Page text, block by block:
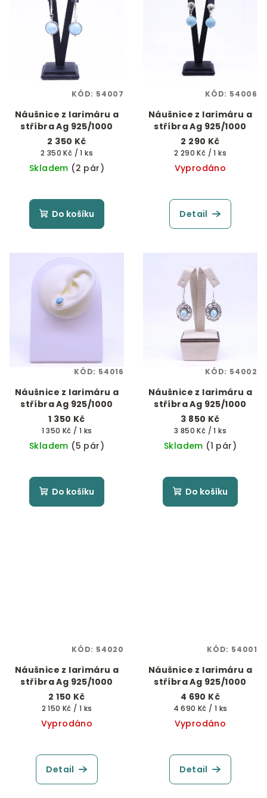
Náušnice z larimáru a
stříbra Ag 925/1000
2 350 Kč
Měrná
cena:
2 350 Kč / 1 ks
Skladem (2 pár)
Do košíku
KÓD: 54007
Náušnice z larimáru a
stříbra Ag 925/1000
2 290 Kč
Měrná
cena:
2 290 Kč / 1 ks
Vyprodáno
Detail
KÓD: 54006
Náušnice z larimáru a
stříbra Ag 925/1000
1 350 Kč
Měrná
cena:
1 350 Kč / 1 ks
Skladem (5 pár)
Do košíku
KÓD: 54016
Náušnice z larimáru a
stříbra Ag 925/1000
3 850 Kč
Měrná
cena:
3 850 Kč / 1 ks
Skladem (1 pár)
Do košíku
KÓD: 54002
Náušnice z larimáru a
stříbra Ag 925/1000
2 150 Kč
Měrná
cena:
2 150 Kč / 1 ks
Vyprodáno
Detail
KÓD: 54020
Náušnice z larimáru a
stříbra Ag 925/1000
4 690 Kč
Měrná
cena:
4 690 Kč / 1 ks
Vyprodáno
Detail
KÓD: 54001